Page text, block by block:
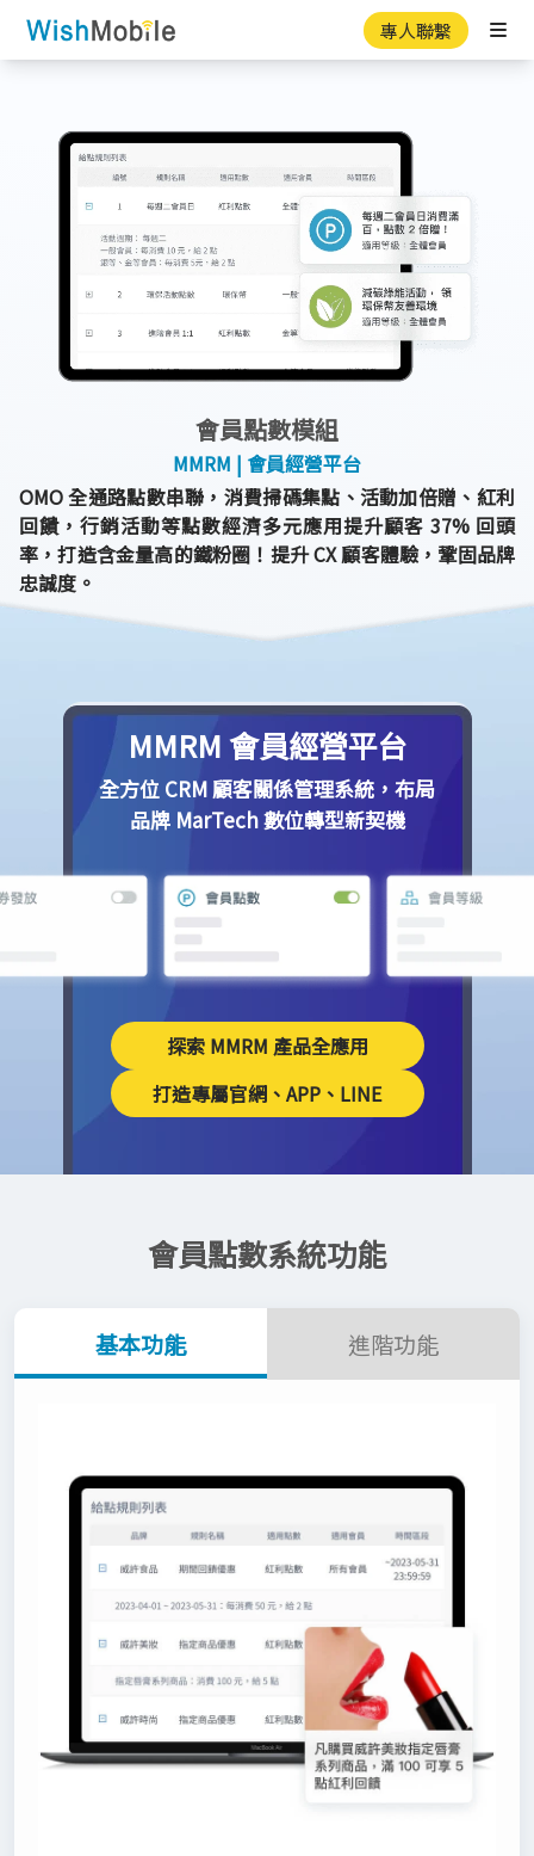
專人聯繫
會員點數模組
MMRM | 會員經營平台
OMO 全通路點數串聯，消費掃碼集點、活動加倍贈、紅利
回饋，行銷活動等點數經濟多元應用提升顧客 37% 回頭
率，打造含金量高的鐵粉圈！提升 CX 顧客體驗，鞏固品牌
忠誠度。
MMRM 會員經營平台
全方位 CRM 顧客關係管理系統，布局
品牌 MarTech 數位轉型新契機
探索 MMRM 產品全應用
打造專屬官網、APP、LINE
會員點數系統功能
基本功能 進階功能